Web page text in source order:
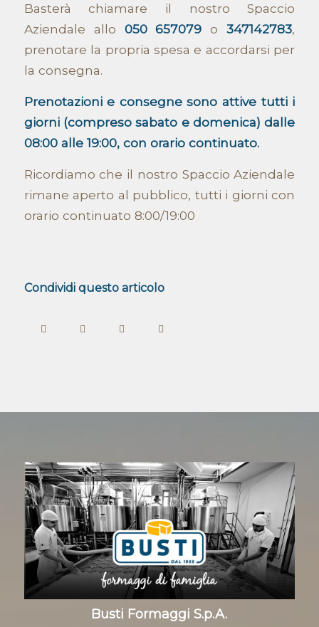
Basterà chiamare il nostro Spaccio
Aziendale allo 050 657079 o 347142783,
prenotare la propria spesa e accordarsi per
la consegna.
Prenotazioni e consegne sono attive tutti i
giorni (compreso sabato e domenica) dalle
08:00 alle 19:00, con orario continuato.
Ricordiamo che il nostro Spaccio Aziendale
rimane aperto al pubblico, tutti i giorni con
orario continuato 8:00/19:00
Condividi questo articolo
Busti Formaggi S.p.A.